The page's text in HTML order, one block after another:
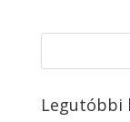
Legutóbbi